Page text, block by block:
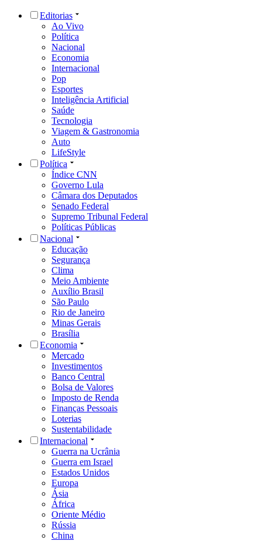
Editorias
Ao Vivo
Política
Nacional
Economia
Internacional
Pop
Esportes
Inteligência Artificial
Saúde
Tecnologia
Viagem & Gastronomia
Auto
LifeStyle
Política
Índice CNN
Governo Lula
Câmara dos Deputados
Senado Federal
Supremo Tribunal Federal
Políticas Públicas
Nacional
Educação
Segurança
Clima
Meio Ambiente
Auxílio Brasil
São Paulo
Rio de Janeiro
Minas Gerais
Brasília
Economia
Mercado
Investimentos
Banco Central
Bolsa de Valores
Imposto de Renda
Finanças Pessoais
Loterias
Sustentabilidade
Internacional
Guerra na Ucrânia
Guerra em Israel
Estados Unidos
Europa
Ásia
África
Oriente Médio
Rússia
China